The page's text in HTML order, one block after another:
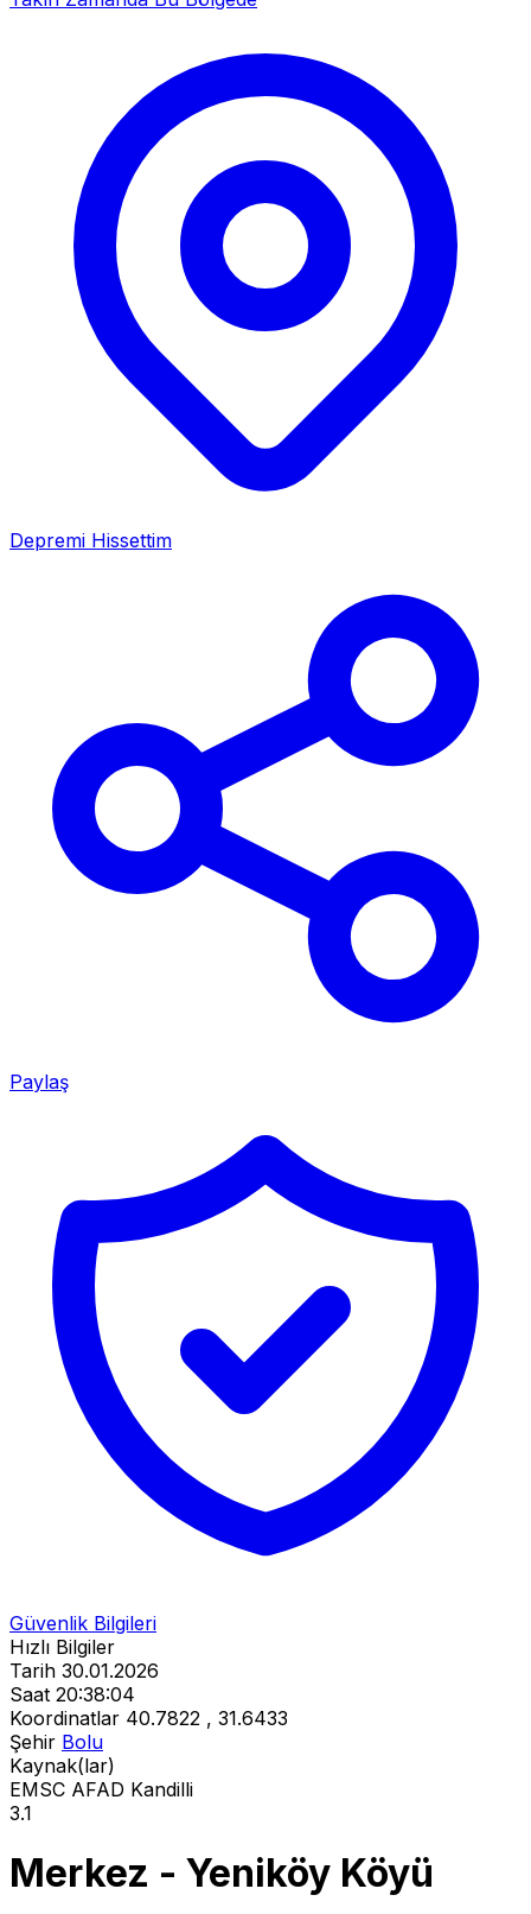
Depremi Hissettim
Paylaş
Güvenlik Bilgileri
Hızlı Bilgiler
Tarih 30.01.2026
Saat 20:38:04
Koordinatlar 40.7822 , 31.6433
Şehir Bolu
Kaynak(lar)
EMSC AFAD Kandilli
3.1
Merkez - Yeniköy Köyü